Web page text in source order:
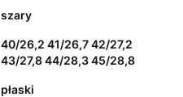
szary
40/26,2 41/26,7 42/27,2
43/27,8 44/28,3 45/28,8
płaski